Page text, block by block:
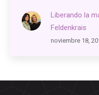
Liberando la
Feldenkrais
noviembre 18,